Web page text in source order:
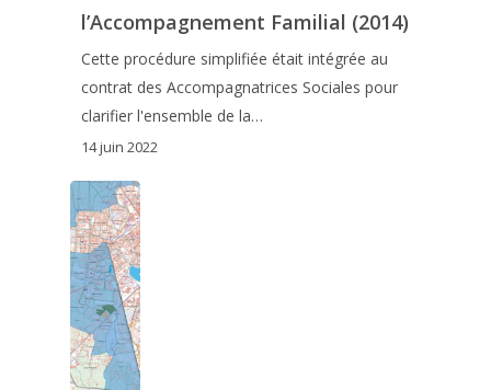
l’Accompagnement Familial (2014)
Cette procédure simplifiée était intégrée au
contrat des Accompagnatrices Sociales pour
clarifier l'ensemble de la…
14 juin 2022